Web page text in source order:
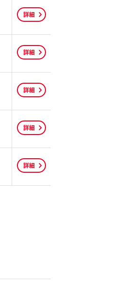
詳細
詳細
詳細
詳細
詳細